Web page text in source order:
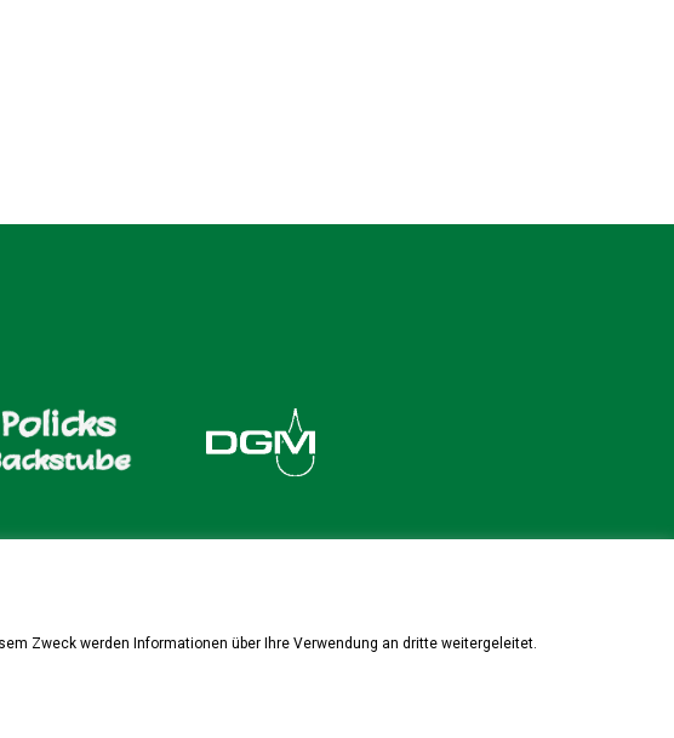
Zweck werden Informationen über Ihre Verwendung an dritte weitergeleitet.